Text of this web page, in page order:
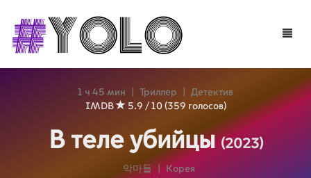
Toggle
1 ч 45 мин Триллер
Детектив
IMDB
5.9 / 10 (359 голосов)
В теле убийцы(2023)
악마들 Корея